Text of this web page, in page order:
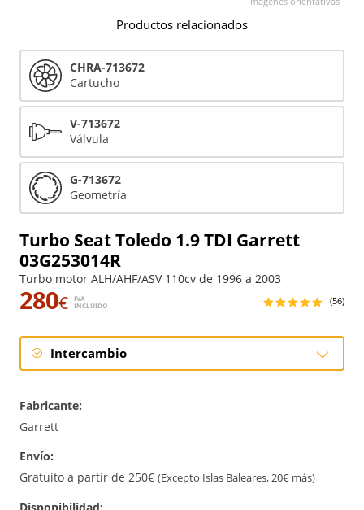
Turbo Seat Toledo 1.9 TDI Garrett
03G253014R
Turbo motor ALH/AHF/ASV 110cv de 1996 a 2003
280€
IVA
INCLUIDO
(56)
Intercambio
Reconstrucción
Reforzado
Fabricante:
Garrett
Envío:
Gratuito a partir de 250€ (Excepto Islas Baleares, 20€ más)
Productos relacionados
CHRA-713672
Cartucho
V-713672
Válvula
G-713672
Geometría